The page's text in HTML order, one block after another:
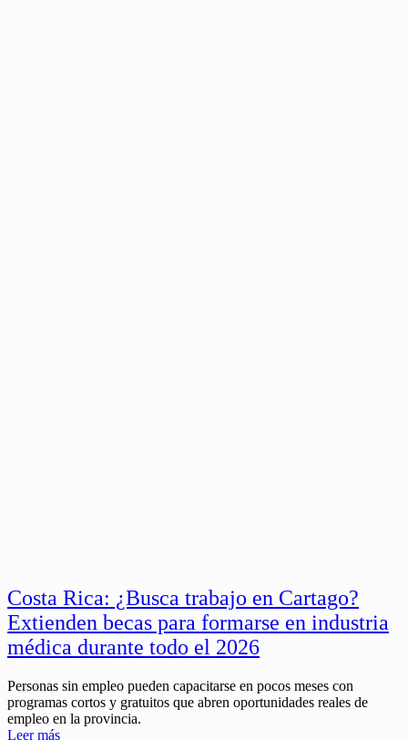
Costa Rica: ¿Busca trabajo en Cartago?
Extienden becas para formarse en industria
médica durante todo el 2026
Personas sin empleo pueden capacitarse en pocos meses con
programas cortos y gratuitos que abren oportunidades reales de
empleo en la provincia.
Leer más